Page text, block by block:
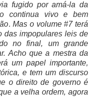
fugido por amá-la da
continua vivo e bem
Mas o volume #7 terá
das impopulares leis de
no final, um grande
Acho que a mestra da
um papel importante,
e tem um discurso
o direito de governo é
a velha ordem, agora